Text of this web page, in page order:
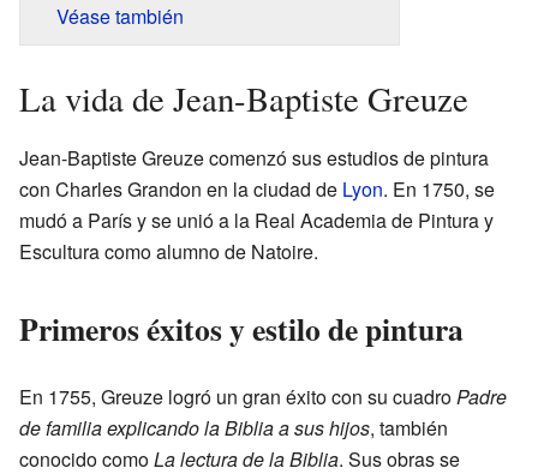
Véase también
La vida de Jean-Baptiste Greuze
Jean-Baptiste Greuze comenzó sus estudios de pintura
con Charles Grandon en la ciudad de Lyon. En 1750, se
mudó a París y se unió a la Real Academia de Pintura y
Escultura como alumno de Natoire.
Primeros éxitos y estilo de pintura
En 1755, Greuze logró un gran éxito con su cuadroPadre
de familia explicando la Biblia a sus hijos, también
conocido comoLa lectura de la Biblia. Sus obras se